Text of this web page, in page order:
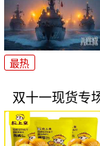
最热
双十一现货专